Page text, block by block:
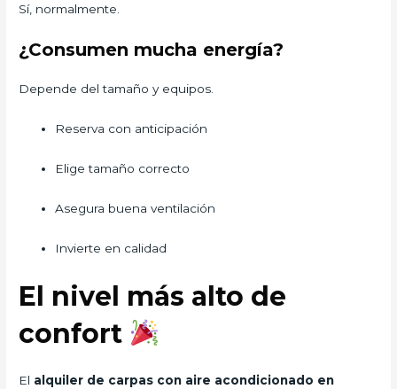
Sí, normalmente.
¿Consumen mucha energía?
Depende del tamaño y equipos.
Reserva con anticipación
Elige tamaño correcto
Asegura buena ventilación
Invierte en calidad
El nivel más alto de
confort
El alquiler de carpas con aire acondicionado en